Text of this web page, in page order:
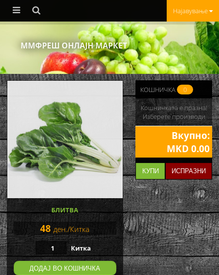
Најавување
ММФРЕШ ОНЛАЈН МАРКЕТ
БЛИТВА
48 ден./Китка
Китка
ДОДАЈ ВО КОШНИЧКА
КОШНИЧКА 0
Кошничката е празна!
Изберете производи
Вкупно:
MKD 0.00
КУПИ ИСПРАЗНИ